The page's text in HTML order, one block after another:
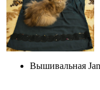
Вышивальная